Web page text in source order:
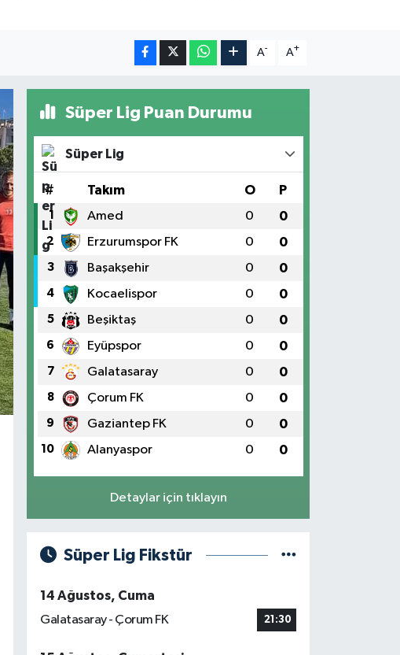
A- A+
Süper Lig Puan Durumu
Süper Lig
# Takım O P
1 Amed 0 0
2 Erzurumspor FK 0 0
3 Başakşehir 0 0
4 Kocaelispor 0 0
5 Beşiktaş 0 0
6 Eyüpspor 0 0
7 Galatasaray 0 0
8 Çorum FK 0 0
9 Gaziantep FK 0 0
10 Alanyaspor 0 0
Detaylar için tıklayın
Süper Lig Fikstür
14 Ağustos, Cuma
Galatasaray - Çorum FK
21:30